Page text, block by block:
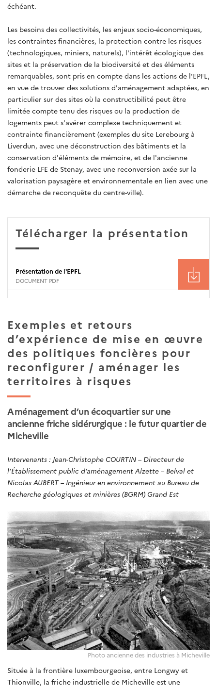
échéant.
Les besoins des collectivités, les enjeux socio-économiques,
les contraintes financières, la protection contre les risques
(technologiques, miniers, naturels), l'intérêt écologique des
sites et la préservation de la biodiversité et des éléments
remarquables, sont pris en compte dans les actions de l'EPFL,
en vue de trouver des solutions d'aménagement adaptées, en
particulier sur des sites où la constructibilité peut être
limitée compte tenu des risques ou la production de
logements peut s'avérer complexe techniquement et
contrainte financièrement (exemples du site Lerebourg à
Liverdun, avec une déconstruction des bâtiments et la
conservation d'éléments de mémoire, et de l'ancienne
fonderie LFE de Stenay, avec une reconversion axée sur la
valorisation paysagère et environnementale en lien avec une
démarche de reconquête du centre-ville).
Télécharger la présentation
Présentation de l'EPFL
DOCUMENT PDF
Exemples et retours
d’expérience de mise en œuvre
des politiques foncières pour
reconfigurer / aménager les
territoires à risques
Aménagement d’un écoquartier sur une
ancienne friche sidérurgique : le futur quartier de
Micheville
Intervenants : Jean-Christophe COURTIN – Directeur de
l’Établissement public d’aménagement Alzette – Belval et
Nicolas AUBERT – Ingénieur en environnement au Bureau de
Recherche géologiques et minières (BGRM) Grand Est
Photo ancienne des industries à Micheville
Située à la frontière luxembourgeoise, entre Longwy et
Thionville, la friche industrielle de Micheville est une